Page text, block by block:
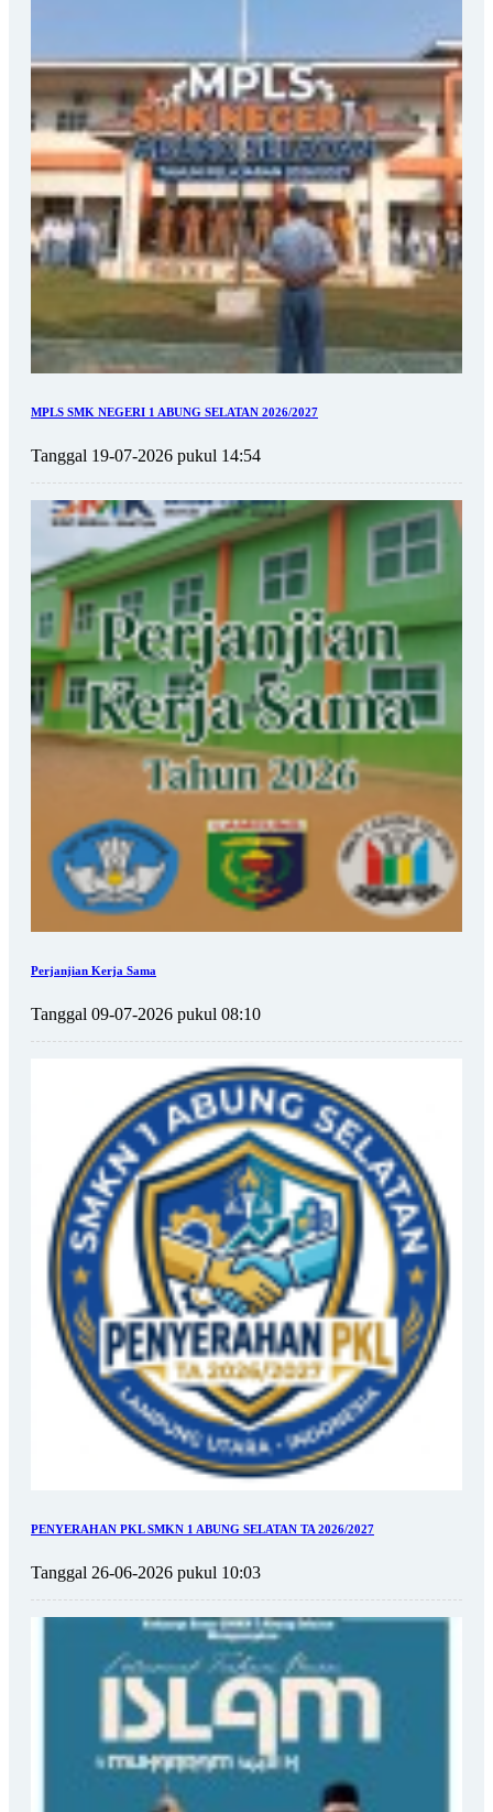
MPLS SMK NEGERI 1 ABUNG SELATAN 2026/2027
Tanggal 19-07-2026 pukul 14:54
Perjanjian Kerja Sama
Tanggal 09-07-2026 pukul 08:10
PENYERAHAN PKL SMKN 1 ABUNG SELATAN TA 2026/2027
Tanggal 26-06-2026 pukul 10:03